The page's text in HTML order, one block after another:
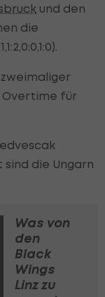
und den
die
Overtime für
sind die Ungarn
Was von
den
Black
Wings
Linz zu